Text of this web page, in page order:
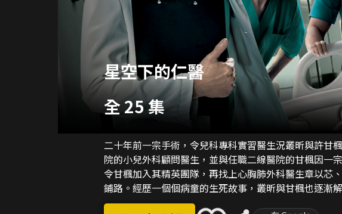
星空下的仁醫
全 25 集
二十年前一宗手術，令兒科專科實習醫生況叢昕與許甘
院的小兒外科顧問醫生，並與任職二線醫院的甘楓因一
令甘楓加入其精英團隊，再找上心胸肺外科醫生章以芯
鋪路。經歷一個個病童的生死故事，叢昕與甘楓也逐漸
熙、麻醉科實習醫生連卓盈發現當年的手術牽涉重大醫